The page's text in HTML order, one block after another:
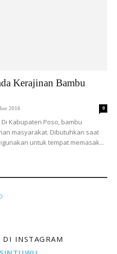
Kerajinan Bambu
2016 0
Kabupaten Poso, bambu
masyarakat. Dibutuhkan saat
untuk tempat memasak...
INSTAGRAM